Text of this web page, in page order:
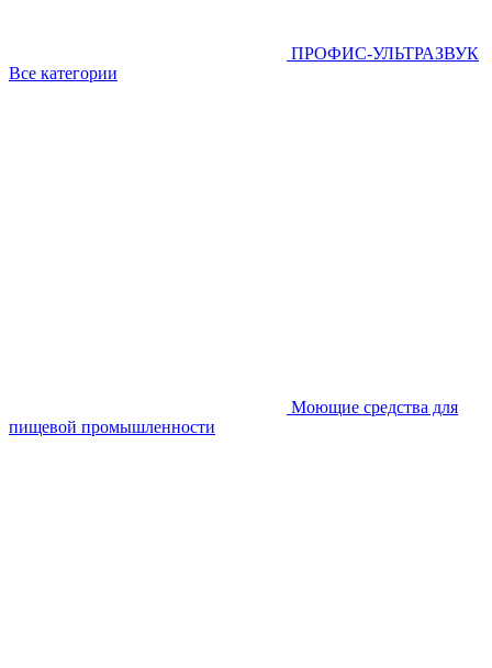
ПРОФИС-УЛЬТРАЗВУК
Все категории
Моющие средства для
пищевой промышленности